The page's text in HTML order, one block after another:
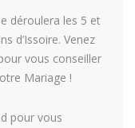
déroulera les 5 et
d’Issoire. Venez
vous conseiller
Mariage !
pour vous